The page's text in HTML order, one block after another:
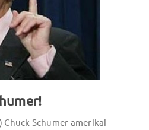
Chuck Schumer amerikai